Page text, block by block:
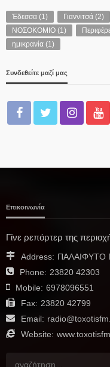
Έδεσσα (1) Γιαννιτσά (2)
ΝΟΣΟΚΟΜΙΟ (1)
ημικρανία (1)
Συνδεθείτε μαζί μας
Επικοινωνία
Γίνε ρεπόρτερ της
Address: ΠΑΛΑΙΦΥΤΟ
Phone: 23820 42303
Mobile: 6978096551
Fax: 23820 42799
Email:
Website: